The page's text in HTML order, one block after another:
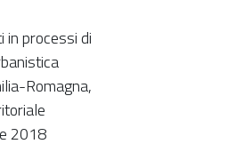
processi di
Romagna,
2018